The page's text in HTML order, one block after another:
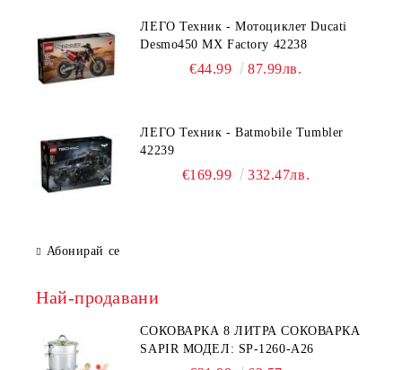
ЛЕГО Техник - Мотоциклет Ducati
Desmo450 MX Factory 42238
€44.99 87.99лв.
ЛЕГО Техник - Batmobile Tumbler
42239
€169.99 332.47лв.
Абонирай се
Най-продавани
СОКОВАРКА 8 ЛИТРА СОКОВАРКА
SAPIR МОДЕЛ: SP-1260-A26